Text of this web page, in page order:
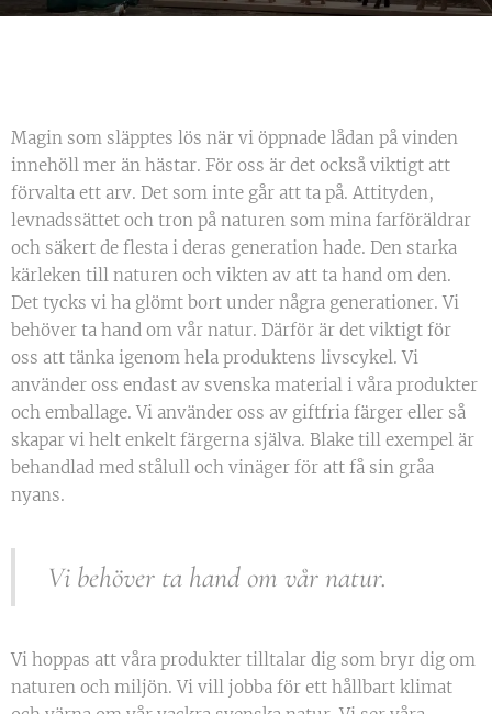
Magin som släpptes lös när vi öppnade lådan på vinden
innehöll mer än hästar. För oss är det också viktigt att
förvalta ett arv. Det som inte går att ta på. Attityden,
levnadssättet och tron på naturen som mina farföräldrar
och säkert de flesta i deras generation hade. Den starka
kärleken till naturen och vikten av att ta hand om den.
Det tycks vi ha glömt bort under några generationer. Vi
behöver ta hand om vår natur. Därför är det viktigt för
oss att tänka igenom hela produktens livscykel. Vi
använder oss endast av svenska material i våra produkter
och emballage. Vi använder oss av giftfria färger eller så
skapar vi helt enkelt färgerna själva. Blake till exempel är
behandlad med stålull och vinäger för att få sin gråa
nyans.
Vi behöver ta hand om vår natur.
Vi hoppas att våra produkter tilltalar dig som bryr dig om
naturen och miljön. Vi vill jobba för ett hållbart klimat